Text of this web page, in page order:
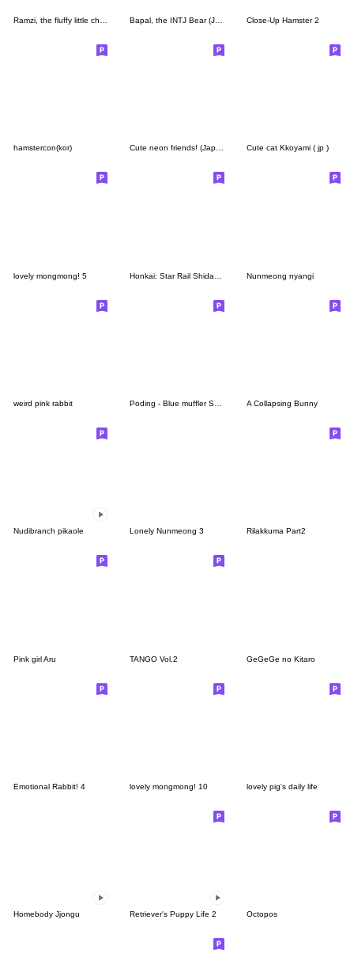
Close-Up Hamster 2
hamstercon(kor) Cute neon friends! (Japanese ver.) Cute cat Kkoyami ( jp )
lovely mongmong! 5 Nunmeong nyangi
weird pink rabbit A Collapsing Bunny
Nudibranch pikaole Lonely Nunmeong 3 Rilakkuma Part2
Pink girl Aru TANGO Vol.2 GeGeGe no Kitaro
Emotional Rabbit! 4 lovely mongmong! 10 lovely pig's daily life
Homebody Jjongu Retriever's Puppy Life 2 Octopos